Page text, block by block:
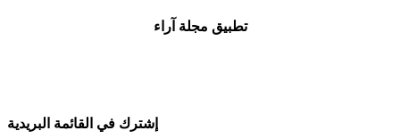
تطبيق مجلة آراء
إشترك في القائمة البريدية